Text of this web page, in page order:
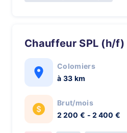
Chauffeur SPL (h/f)
Colomiers
à 33 km
Brut/mois
2 200 € - 2 400 €